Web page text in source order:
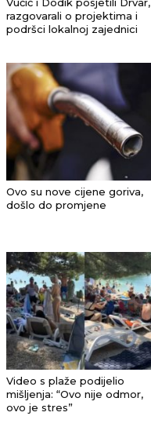
razgovarali o projektima i
podršci lokalnoj zajednici
Ovo su nove cijene goriva,
došlo do promjene
Video s plaže podijelio
mišljenja: “Ovo nije odmor,
ovo je stres”